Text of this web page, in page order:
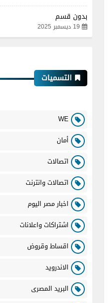
بدون قسم
19 ديسمبر 2025
التسميات
WE
أمان
اتصالات
اتصالات وانترنت
اخبار مصر اليوم
اشتراكات واعلانات
اقساط وقروض
الاندرويد
البريد المصرى